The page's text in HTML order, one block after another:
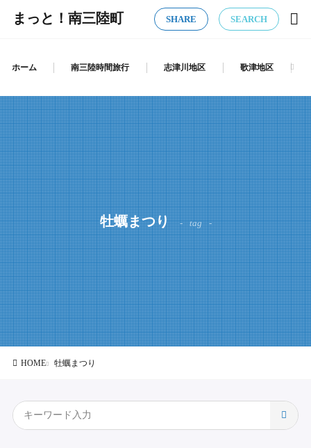
まっと！南三陸町 SHARE SEARCH
ホーム 南三陸時間旅行 志津川地区 歌津地区
牡蠣まつり tag
HOME 牡蠣まつり